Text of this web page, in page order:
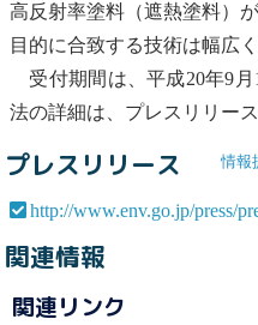
高反射率塗料（遮熱塗料）
目的に合致する技術は幅広
受付期間は、平成20年9月
法の詳細は、プレスリリー
情報
プレスリリース
http://www.env.go.jp/press/
関連情報
関連リンク